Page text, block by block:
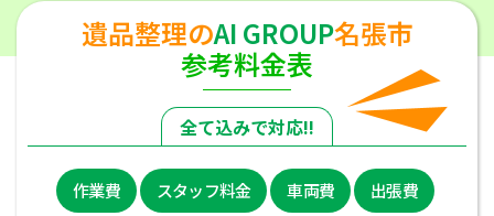
遺品整理のAI GROUP名張市
参考料金表
全て込みで対応!!
作業費 スタッフ料金 車両費 出張費